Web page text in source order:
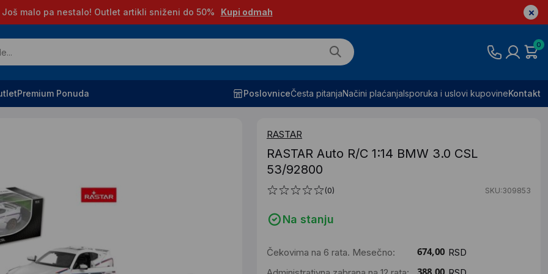
Još malo pa nestalo! Outlet artikli sniženi do 50% Kupi odmah
0
Premium Ponuda PoslovniceČesta pitanjaNačini plaćanjaIsporuka i uslovi kupovineKontakt
RASTAR
RASTAR Auto R/C 1:14 BMW 3.0 CSL
53/92800
(0) SKU:309853
Na stanju
Čekovima na 6 rata. Mesečno:
RSD